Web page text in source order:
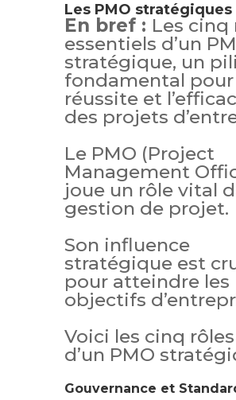
Les PMO stratégiques
En bref : Les cinq
essentiels d’un
stratégique, un
fondamental pour
réussite et
des projets
Le PMO (Project
Management
joue un rôle vital
gestion de projet.
Son influence
stratégique est
pour atteindre les
objectifs
Voici les cinq
d’un PMO
Gouvernance et